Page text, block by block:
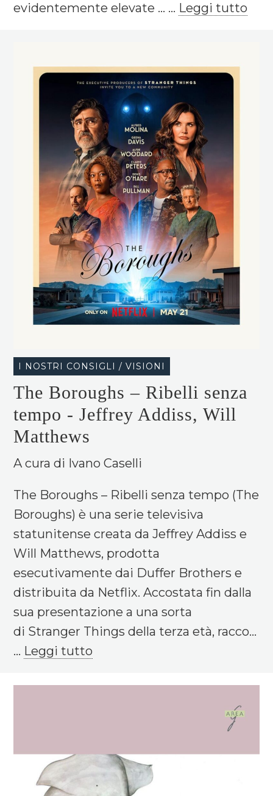
evidentemente elevate ... ... Leggi tutto
I NOSTRI CONSIGLI / VISIONI
The Boroughs – Ribelli senza
tempo - Jeffrey Addiss, Will
Matthews
A cura di Ivano Caselli
The Boroughs – Ribelli senza tempo (The
Boroughs) è una serie televisiva
statunitense creata da Jeffrey Addiss e
Will Matthews, prodotta
esecutivamente dai Duffer Brothers e
distribuita da Netflix. Accostata fin dalla
sua presentazione a una sorta
di Stranger Things della terza età, racco...
... Leggi tutto